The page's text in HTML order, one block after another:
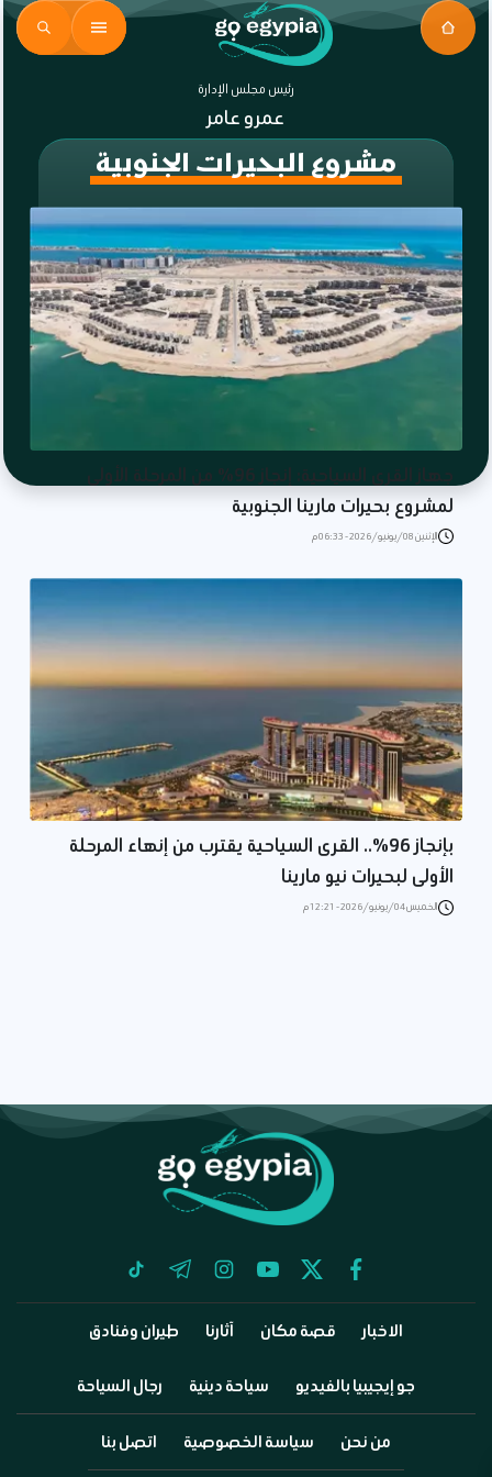
رئيس مجلس الإدارة
عمرو عامر
مشروع البحيرات الجنوبية
جهاز القرى السياحية: إنجاز 96% من المرحلة الأولى
لمشروع بحيرات مارينا الجنوبية
الإثنين 08/يونيو/2026 - 06:33 م
بإنجاز 96%.. القرى السياحية يقترب من إنهاء المرحلة
الأولى لبحيرات نيو مارينا
الخميس 04/يونيو/2026 - 12:21 م
facebook
twitter
youtube
instagram
telegram
tiktok
الاخبار قصة مكان آثارنا طيران وفنادق
جو إيجيبيا بالفيديو سياحة دينية رجال السياحة
من نحن سياسة الخصوصية اتصل بنا